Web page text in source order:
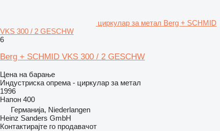
циркулар за метал Berg + SCHMID
VKS 300 / 2 GESCHW
6
Berg + SCHMID VKS 300 / 2 GESCHW
Цена на барање
Индустриска опрема - циркулар за метал
1996
Напон 400
Германија, Niederlangen
Heinz Sanders GmbH
Контактирајте го продавачот